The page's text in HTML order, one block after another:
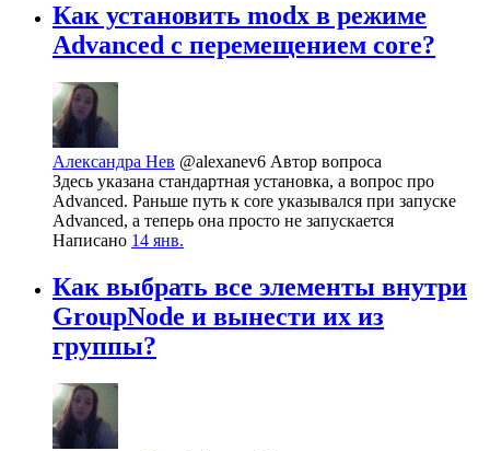
Как установить modx в режиме
Advanced с перемещением core?
Александра Нев @alexanev6 Автор вопроса
Здесь указана стандартная установка, а вопрос про
Advanced. Раньше путь к core указывался при запуске
Advanced, а теперь она просто не запускается
Написано 14 янв.
Как выбрать все элементы внутри
GroupNode и вынести их из
группы?